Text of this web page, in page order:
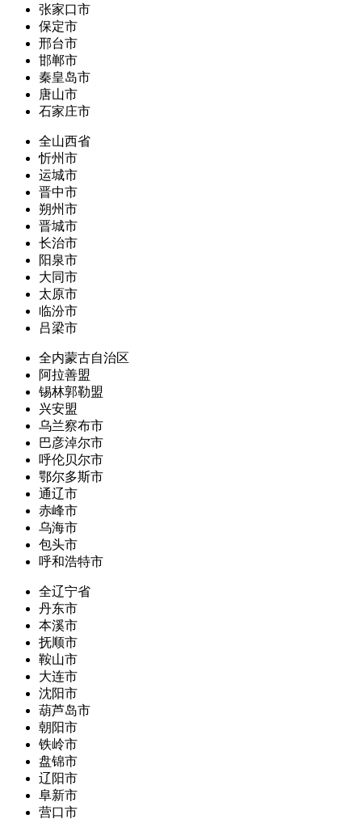
张家口市
保定市
邢台市
邯郸市
秦皇岛市
唐山市
石家庄市
全山西省
忻州市
运城市
晋中市
朔州市
晋城市
长治市
阳泉市
大同市
太原市
临汾市
吕梁市
全内蒙古自治区
阿拉善盟
锡林郭勒盟
兴安盟
乌兰察布市
巴彦淖尔市
呼伦贝尔市
鄂尔多斯市
通辽市
赤峰市
乌海市
包头市
呼和浩特市
全辽宁省
丹东市
本溪市
抚顺市
鞍山市
大连市
沈阳市
葫芦岛市
朝阳市
铁岭市
盘锦市
辽阳市
阜新市
营口市